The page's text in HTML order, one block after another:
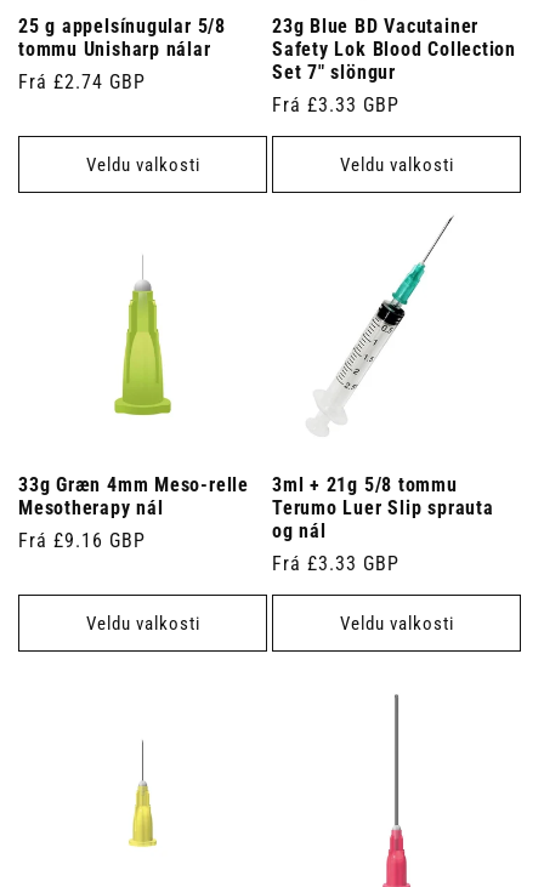
25 g appelsínugular 5/8
tommu Unisharp nálar
Venjulegt
Frá £2.74 GBP
Veldu valkosti
23g Blue BD Vacutainer
Safety Lok Blood Collection
Set 7" slöngur
Venjulegt
verð
Frá £3.33 GBP
Veldu valkosti
33g Græn 4mm Meso-relle
Mesotherapy nál
Venjulegt
Frá £9.16 GBP
Veldu valkosti
3ml + 21g 5/8 tommu
Terumo Luer Slip sprauta
og nál
Venjulegt
verð
Frá £3.33 GBP
Veldu valkosti